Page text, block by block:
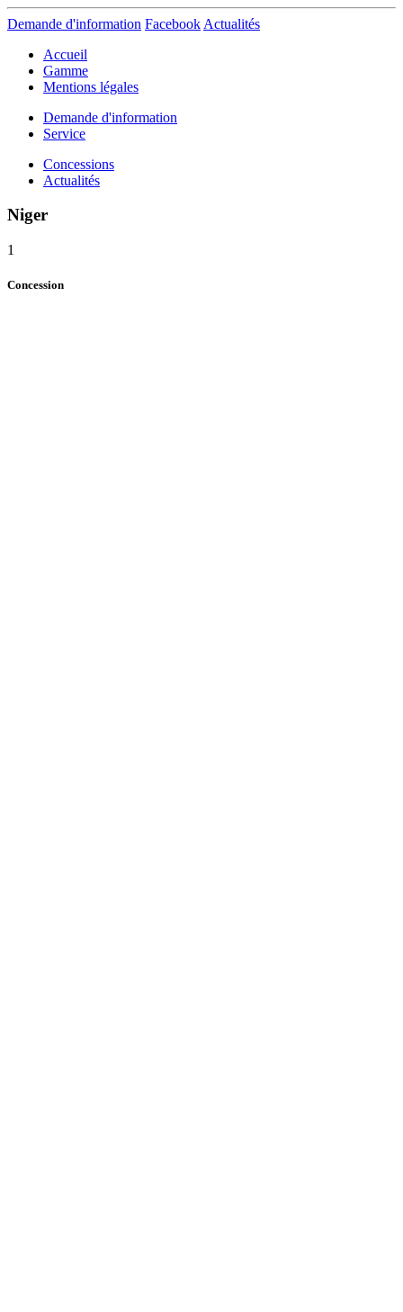
Demande d'information Facebook Actualités
Accueil
Gamme
Mentions légales
Demande d'information
Service
Concessions
Actualités
Niger
1
Concession